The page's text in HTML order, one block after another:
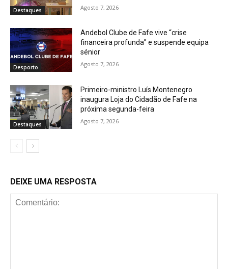
Destaques Agosto 7, 2026
Desporto
Andebol Clube de Fafe vive “crise
financeira profunda” e suspende equipa
sénior
Agosto 7, 2026
Destaques
Primeiro-ministro Luís Montenegro
inaugura Loja do Cidadão de Fafe na
próxima segunda-feira
Agosto 7, 2026
DEIXE UMA RESPOSTA